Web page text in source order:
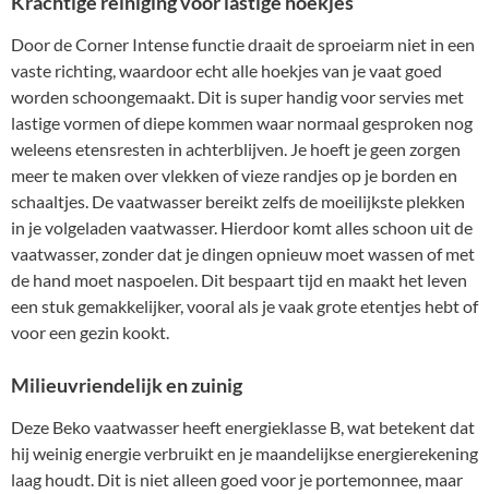
Door de Corner Intense functie draait de sproeiarm niet in een
vaste richting, waardoor echt alle hoekjes van je vaat goed
worden schoongemaakt. Dit is super handig voor servies met
lastige vormen of diepe kommen waar normaal gesproken nog
weleens etensresten in achterblijven. Je hoeft je geen zorgen
meer te maken over vlekken of vieze randjes op je borden en
schaaltjes. De vaatwasser bereikt zelfs de moeilijkste plekken
in je volgeladen vaatwasser. Hierdoor komt alles schoon uit de
vaatwasser, zonder dat je dingen opnieuw moet wassen of met
de hand moet naspoelen. Dit bespaart tijd en maakt het leven
een stuk gemakkelijker, vooral als je vaak grote etentjes hebt of
voor een gezin kookt.
Milieuvriendelijk en zuinig
Deze Beko vaatwasser heeft energieklasse B, wat betekent dat
hij weinig energie verbruikt en je maandelijkse energierekening
laag houdt. Dit is niet alleen goed voor je portemonnee, maar